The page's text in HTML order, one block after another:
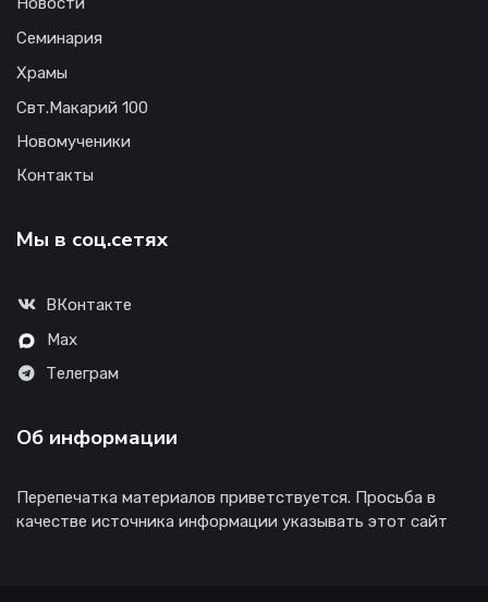
Новости
Семинария
Храмы
Свт.Макарий 100
Новомученики
Контакты
Мы в соц.сетях
ВКонтакте
Max
Телеграм
Об информации
Перепечатка материалов приветствуется. Просьба в
качестве источника информации указывать этот сайт